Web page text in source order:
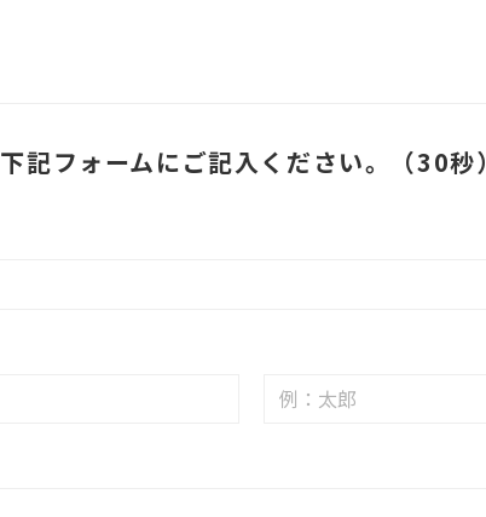
下記フォームにご記入ください。（30秒）